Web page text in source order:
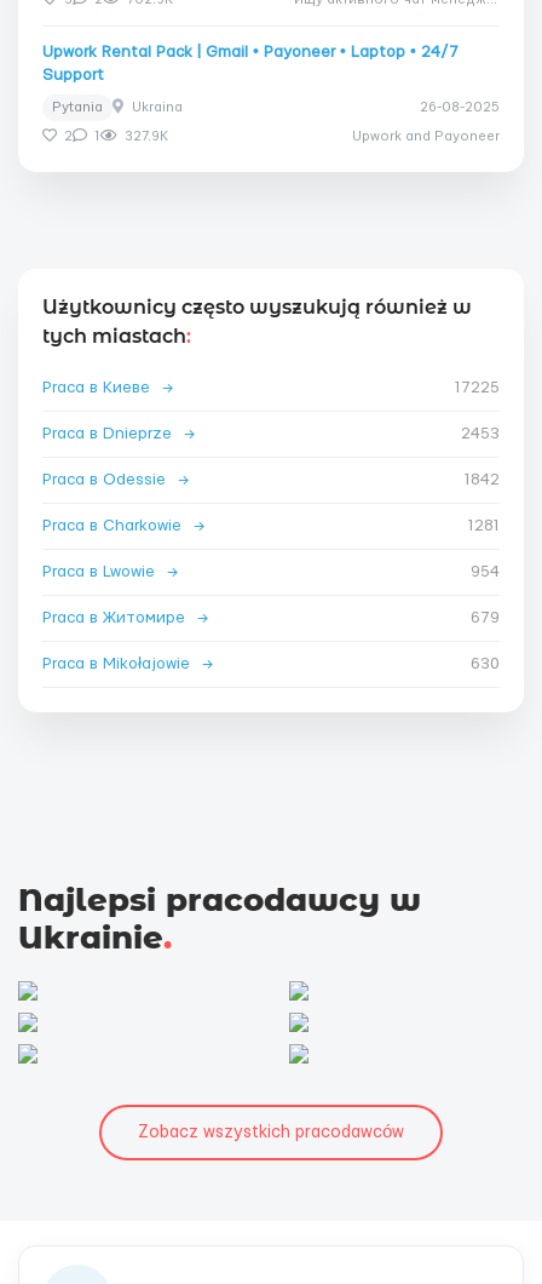
Upwork Rental Pack | Gmail • Payoneer • Laptop • 24/7
Support
Pytania Ukraina 26-08-2025
2 1 327.9K Upwork and Payoneer
Użytkownicy często wyszukują również w
tych miastach:
Praca в Киеве → 17225
Praca в Dnieprze → 2453
Praca в Odessie → 1842
Praca в Charkowie → 1281
Praca в Lwowie → 954
Praca в Житомире → 679
Praca в Mikołajowie → 630
Najlepsi pracodawcy w
Ukrainie.
Zobacz wszystkich pracodawców